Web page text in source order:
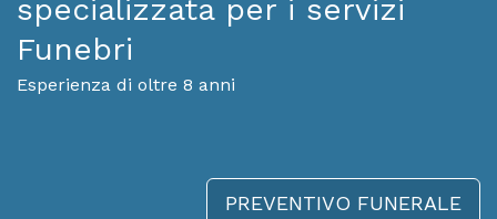
specializzata per i servizi
Funebri
Esperienza di oltre 8 anni
PREVENTIVO FUNERALE